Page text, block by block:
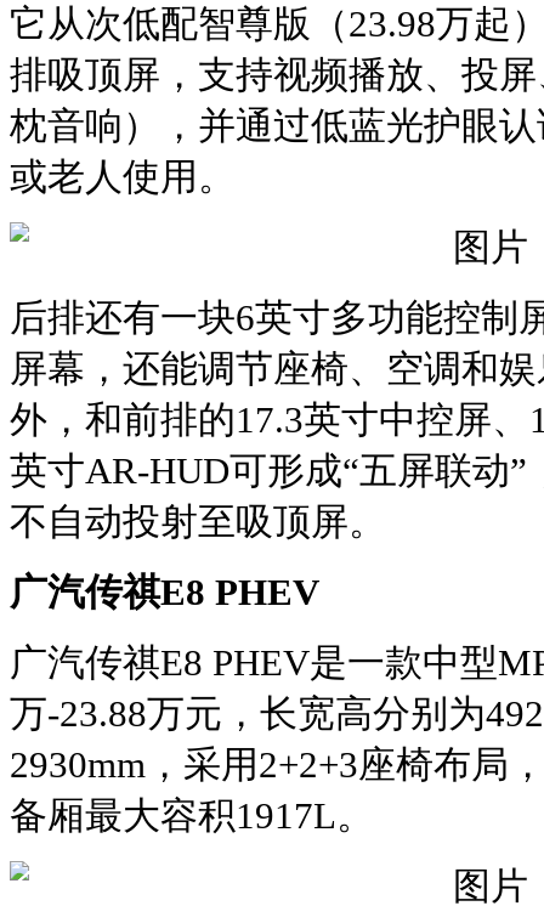
它从次低配智尊版（23.98万起
排吸顶屏，支持视频播放、投
枕音响），并通过‌低蓝光护眼
或老人使用。‌‌
后排还有一块6英寸多功能控制
屏幕，还能调节座椅、空调和
外，和前排的17.3英寸中控屏、
英寸AR-HUD可形成“五屏联动
不自动投射至吸顶屏‌。
广汽传祺E8 PHEV
广汽传祺E8 PHEV是一款中型
万-23.88万元，长宽高分别为
2930mm，采用2+2+3座椅布局
备厢最大容积1917L。